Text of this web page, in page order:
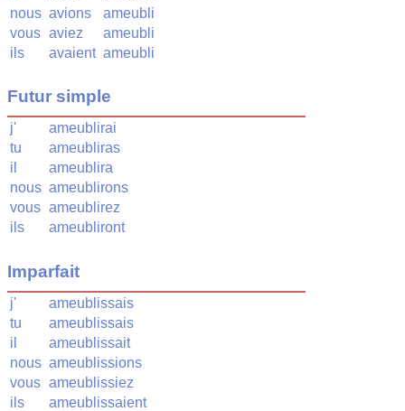
nous avions
ameubli
vous aviez
ameubli
ils
avaient ameubli
Futur simple
j'
ameublirai
tu
ameubliras
il
ameublira
nous ameublirons
vous ameublirez
ils
ameubliront
Imparfait
j'
ameublissais
tu
ameublissais
il
ameublissait
nous ameublissions
vous ameublissiez
ils
ameublissaient